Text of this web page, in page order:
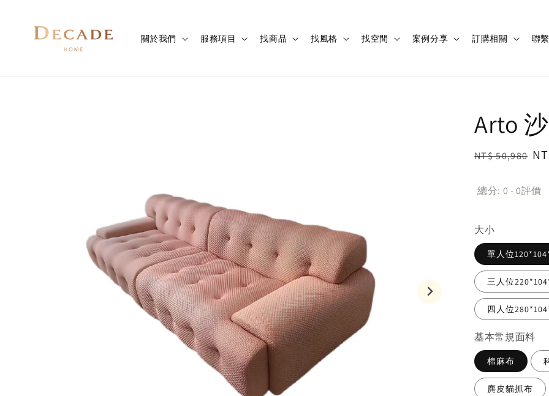
關於我們 服務項目 找商品 找風格 找空間 案例分享 訂購相關 聯
Arto
Regular
NT$ 50,980
總分: 0 -0評價
大小
單人位
三人位
四人位
基本常規面料
棉麻布
麂皮貓抓布